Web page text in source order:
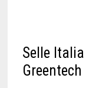
Selle
Greentech